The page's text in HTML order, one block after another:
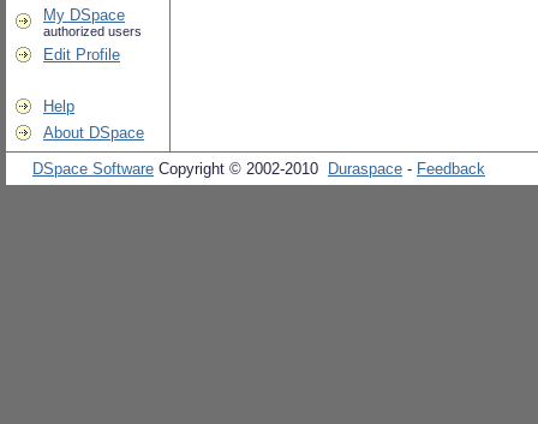
My DSpace
authorized users
Edit Profile
Help
About DSpace
DSpace Software Copyright © 2002-2010 Duraspace - Feedback